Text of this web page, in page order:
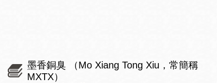
墨香銅臭 （Mo Xiang Tong Xiu，常簡稱
MXTX）